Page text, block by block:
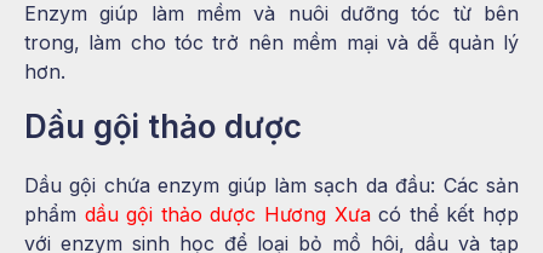
Enzym giúp làm mềm và nuôi dưỡng tóc từ bên
trong, làm cho tóc trở nên mềm mại và dễ quản lý
hơn.
Dầu gội thảo dược
Dầu gội chứa enzym giúp làm sạch da đầu: Các sản
phẩm dầu gội thảo dược Hương Xưacó thể kết hợp
với enzym sinh học để loại bỏ mồ hôi, dầu và tạp